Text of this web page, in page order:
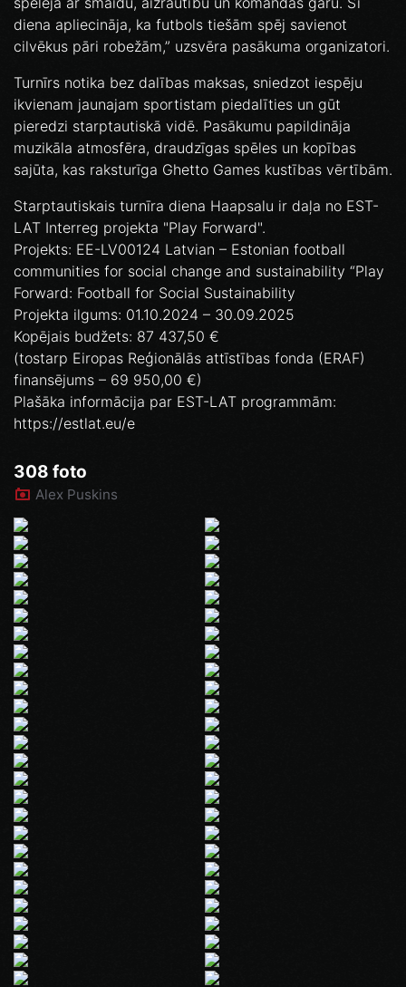
diena apliecināja, ka futbols tiešām spēj savienot
cilvēkus pāri robežām,” uzsvēra pasākuma organizatori.
Turnīrs notika bez dalības maksas, sniedzot iespēju
ikvienam jaunajam sportistam piedalīties un gūt
pieredzi starptautiskā vidē. Pasākumu papildināja
muzikāla atmosfēra, draudzīgas spēles un kopības
sajūta, kas raksturīga Ghetto Games kustības vērtībām.
Starptautiskais turnīra diena Haapsalu ir daļa no EST-
LAT Interreg projekta "Play Forward".
Projekts: EE-LV00124 Latvian – Estonian football
communities for social change and sustainability “Play
Forward: Football for Social Sustainability
Projekta ilgums: 01.10.2024 – 30.09.2025
Kopējais budžets: 87 437,50 €
(tostarp Eiropas Reģionālās attīstības fonda (ERAF)
finansējums – 69 950,00 €)
Plašāka informācija par EST-LAT programmām:
https://estlat.eu/e
308 foto
Alex Puskins